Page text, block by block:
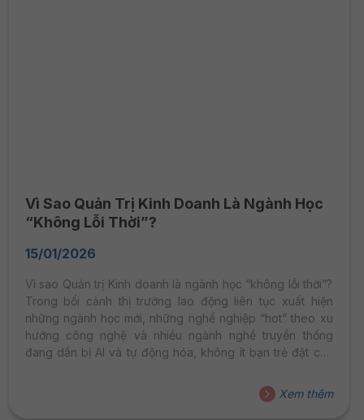
Vì Sao Quản Trị Kinh Doanh Là Ngành Học
“Không Lỗi Thời”?
15/01/2026
Vì sao Quản trị Kinh doanh là ngành học “không lỗi thời”?
Trong bối cảnh thị trường lao động liên tục xuất hiện
những ngành học mới, những nghề nghiệp “hot” theo xu
hướng công nghệ và nhiều ngành nghề truyền thống
đang dần bị AI và tự động hóa, không ít bạn trẻ đặt câu
một số lĩnh vực thay đổi nhanh chóng, thậm chí biến mất
theo chu kỳ thị trường, thì Quản trị Kinh doanh vẫn luôn
Xem thêm